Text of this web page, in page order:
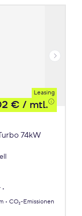
Leasing
€ / mtl.
74kW
CO₂-Emissionen